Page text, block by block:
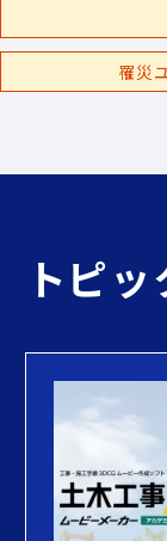
罹災
トピ